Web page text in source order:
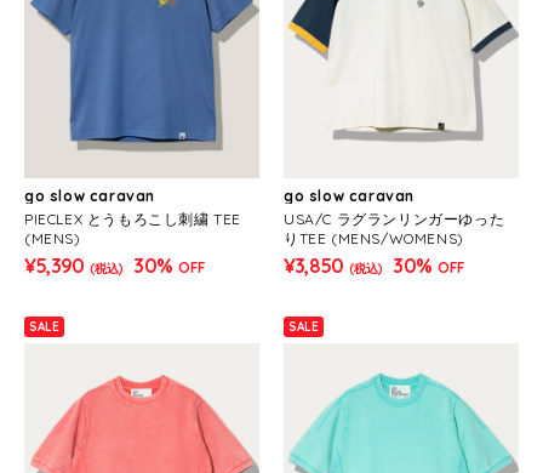
go slow caravan
PIECLEX とうもろこし刺繍 TEE
(MENS)
¥5,390 (税込) 30% OFF
go slow caravan
USA/C ラグランリンガーゆった
りTEE (MENS/WOMENS)
¥3,850 (税込) 30% OFF
SALE SALE